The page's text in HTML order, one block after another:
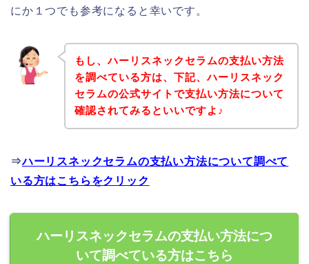
にか１つでも参考になると幸いです。
もし、ハーリスネックセラムの支払い方法
を調べている方は、下記、ハーリスネック
セラムの公式サイトで支払い方法について
確認されてみるといいですよ♪
⇒ハーリスネックセラムの支払い方法について調べて
いる方はこちらをクリック
ハーリスネックセラムの支払い方法につ
いて調べている方はこちら